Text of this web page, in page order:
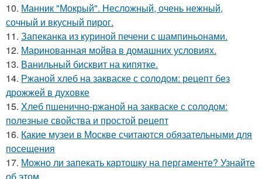
10. Манник "Мокрый". Несложный, очень нежный,
сочный и вкусный пирог.
11. Запеканка из куриной печени с шампиньонами.
12. Маринованная мойва в домашних условиях.
13. Ванильный бисквит на кипятке.
14. Ржаной хлеб на закваске с солодом: рецепт без
дрожжей в духовке
15. Хлеб пшенично-ржаной на закваске с солодом:
полезные свойства и простой рецепт
16. Какие музеи в Москве считаются обязательными для
посещения
17. Можно ли запекать картошку на пергаменте? Узнайте